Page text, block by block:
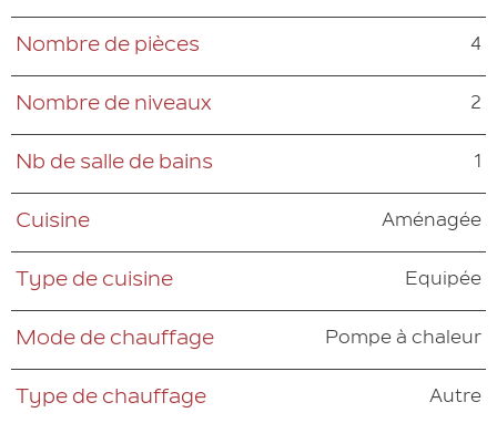
Nombre de pièces 4
Nombre de niveaux 2
Nb de salle de bains 1
Cuisine Aménagée
Type de cuisine Equipée
Mode de chauffage Pompe à chaleur
Type de chauffage Autre